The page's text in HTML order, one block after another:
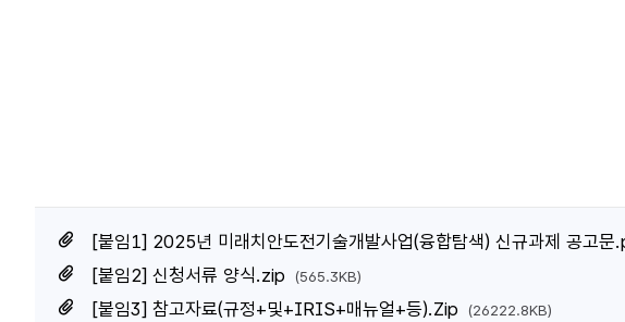
[붙임1] 2025년 미래치안도전기술개발사업(융합탐색) 신규과제 공고문
[붙임2] 신청서류 양식.zip (565.3KB)
[붙임3] 참고자료(규정+및+IRIS+매뉴얼+등).Zip (26222.8KB)